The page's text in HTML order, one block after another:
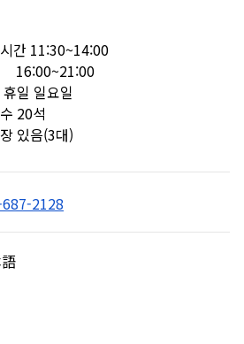
간 11:30~14:00
일 일요일
20석
있음(3대)
2128